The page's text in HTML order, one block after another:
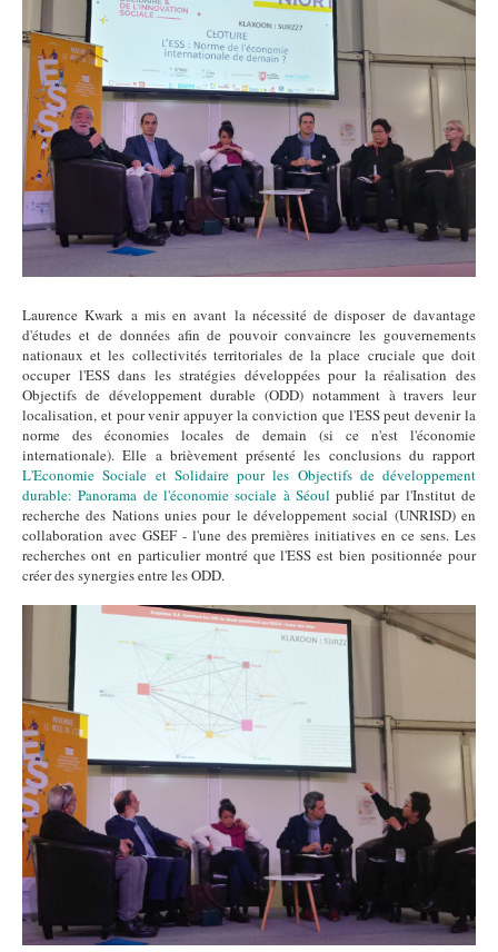
Laurence Kwark a mis en avant la nécessité de disposer de davantage
d'études et de données afin de pouvoir convaincre les gouvernements
nationaux et les collectivités territoriales de la place cruciale que doit
occuper l'ESS dans les stratégies développées pour la réalisation des
Objectifs de développement durable (ODD) notamment à travers leur
localisation, et pour venir appuyer la conviction que l'ESS peut devenir la
norme des économies locales de demain (si ce n'est l'économie
internationale). Elle a brièvement présenté les conclusions du rapport
L'Economie Sociale et Solidaire pour les Objectifs de développement
durable: Panorama de l'économie sociale à Séoul publié par l'Institut de
recherche des Nations unies pour le développement social (UNRISD) en
collaboration avec GSEF - l'une des premières initiatives en ce sens. Les
recherches ont en particulier montré que l'ESS est bien positionnée pour
créer des synergies entre les ODD.
20191108_122902_HDR-02.jpeg